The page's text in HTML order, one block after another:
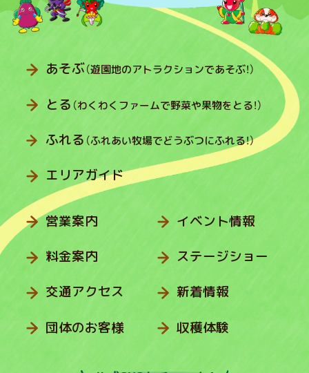
あそぶ（遊園地のアトラクションであそぶ！）
とる （わくわくファームで野菜や果物をとる！）
ふれる （ふれあい牧場でどうぶつにふれる！）
エリアガイド
営業案内
料金案内
交通アクセス
団体のお客様
イベント情報
ステージショー
新着情報
収穫体験